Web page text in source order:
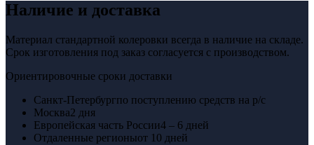
Наличие и доставка
Материал стандартной колеровки всегда в наличие на складе.
Срок изготовления под заказ согласуется с производством.
Ориентировочные сроки доставки
Санкт-Петербургпо поступлению средств на р/с
Москва2 дня
Европейская часть России4 – 6 дней
Отдаленные регионыот 10 дней